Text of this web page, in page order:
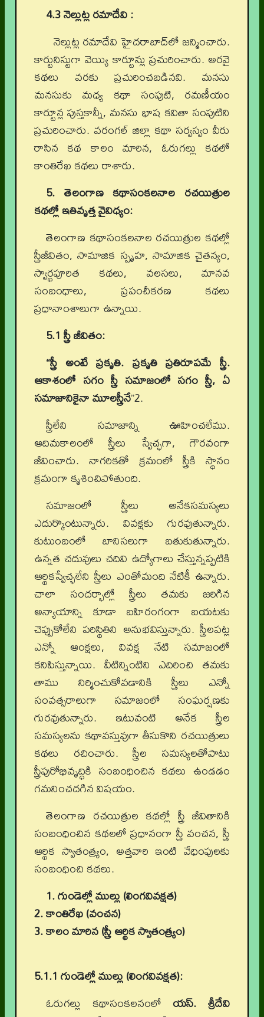
4.3 నెల్లుట్ల రమాదేవి :
నెల్లుట్ల రమాదేవి హైదరాబాద్‌లో జన్మించారు.
కార్టునిస్టుగా వెయ్యి కార్టూన్లు ప్రచురించారు. అరవై
కథలు వరకు ప్రచురించబడినవి. మనసు
మనసుకు మధ్య కథా సంపుటి, రమణీయం
కార్టూన్ల పుస్తకాన్నీ, మనసు భాష కవితా సంపుటిని
ప్రచురించారు. వరంగల్‌ జిల్లా కథా సర్వస్వం వీరు
రాసిన కథ కాలం మారిన, ఓరుగల్లు కథలో
కాంతిరేఖ కథలు రాశారు.
5. తెలంగాణ కథాసంకలనాల రచయిత్రుల
కథల్లో ఇతివృత్త వైవిధ్యం:
తెలంగాణ కథాసంకలనాల రచయిత్రుల కథల్లో
స్త్రీజీవితం, సామాజిక స్పృహ, సామాజిక చైతన్యం,
స్వార్థపూరిత కథలు, వలసలు, మానవ
సంబంధాలు, ప్రపంచీకరణ కథలు
ప్రధానాంశాలుగా ఉన్నాయి.
5.1 స్త్రీ జీవితం:
“స్త్రీ అంటే ప్రకృతి. ప్రకృతి ప్రతిరూపమే స్త్రీ.
ఆకాశంలో సగం స్త్రీ సమాజంలో సగం స్త్రీ, ఏ
సమాజానికైనా మూలస్త్రీనే”2.
స్త్రీలేని సమాజాన్ని ఊహించలేము.
ఆదిమకాలంలో స్త్రీలు స్వేచ్ఛగా, గౌరవంగా
జీవించారు. నాగరికతో క్రమంలో స్త్రీకి స్థానం
క్రమంగా కృశించిపోతుంది.
సమాజంలో స్త్రీలు అనేకసమస్యలు
ఎదుర్కొంటున్నారు. వివక్షకు గురవుతున్నారు.
కుటుంబంలో బానిసలుగా బతుకుతున్నారు.
ఉన్నత చదువులు చదివి ఉద్యోగాలు చేస్తున్నప్పటికి
ఆర్థికస్వేచ్ఛలేని స్త్రీలు ఎంతోమంది నేటికీ ఉన్నారు.
చాలా సందర్భాల్లో స్త్రీలు తమకు జరిగిన
అన్యాయాన్ని కూడా బహిరంగంగా బయటకు
చెప్పుకోలేని పరిస్థితిని అనుభవిస్తున్నారు. స్త్రీలపట్ల
ఎన్నో ఆంక్షలు, వివక్ష నేటి సమాజంలో
కనిపిస్తున్నాయి. వీటిన్నింటిని ఎదిరించి తమకు
తాము నిర్మించుకోవడానికి స్త్రీలు ఎన్నో
సంవత్సరాలుగా సమాజంలో సంఘర్షణకు
గురవుతున్నారు. ఇటువంటి అనేక స్త్రీల
సమస్యలను కథావస్తువుగా తీసుకొని రచయిత్రులు
కథలు రచించారు. స్త్రీల సమస్యలతోపాటు
స్త్రీపురోభివృద్ధికి సంబంధించిన కథలు ఉండడం
గమనించదగిన విషయం.
తెలంగాణ రచయిత్రుల కథల్లో స్త్రీ జీవితానికి
సంబంధించిన కథలలో ప్రధానంగా స్త్రీ వంచన, స్త్రీ
ఆర్థిక స్వాతంత్య్రం, అత్తవారి ఇంటి వేధింపులకు
సంబంధించి కథలు.
1. గుండెల్లో ముల్లు (లింగవివక్షత)
2. కాంతిరేఖ (వంచన)
3. కాలం మారిన (స్త్రీ ఆర్థిక స్వాతంత్య్రం)
5.1.1 గుండెల్లో ముల్లు (లింగవివక్షత):
ఓరుగల్లు కథాసంకలనంలోయస్. శ్రీదేవి